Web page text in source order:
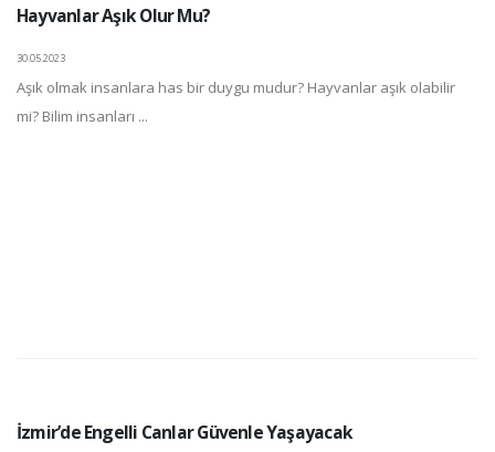
Hayvanlar Aşık Olur Mu?
30.05.2023
Aşık olmak insanlara has bir duygu mudur? Hayvanlar aşık olabilir
mi? Bilim insanları ...
İzmir’de Engelli Canlar Güvenle Yaşayacak